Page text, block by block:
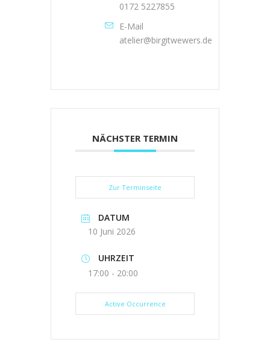
0172 5227855
E-Mail
atelier@birgitwewers.de
NÄCHSTER TERMIN
Zur Terminseite
DATUM
10 Juni 2026
UHRZEIT
17:00 - 20:00
Active Occurrence